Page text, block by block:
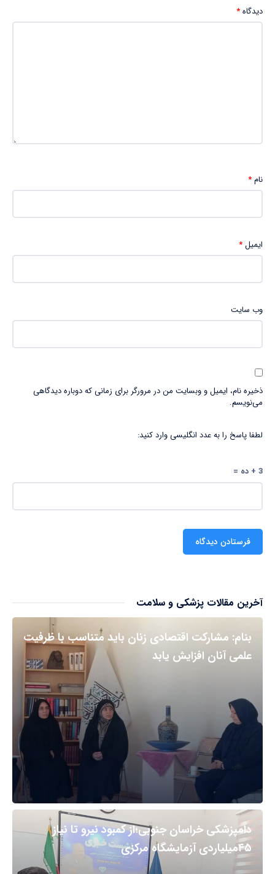
دیدگاه*
نام*
ایمیل*
وب‌ سایت
ذخیره نام، ایمیل و وبسایت من در مرورگر برای زمانی که دوباره دیدگاهی
می‌نویسم.
لطفا پاسخ را به عدد انگلیسی وارد کنید:
3 + ده =
آخرین مقالات پزشکی و سلامت
بنام: مشارکت اقتصادی زنان باید متناسب با ظرفیت
علمی آنان افزایش یابد
دامپزشکی خراسان جنوبی؛از کمبود نیرو تا نیاز
۴۵میلیاردی آزمایشگاه مرکزی